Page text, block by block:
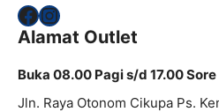
Facebook
Instagram
Alamat Outlet
Buka 08.00 Pagi s/d 17.00 Sore
Jln. Raya Otonom Cikupa Ps.